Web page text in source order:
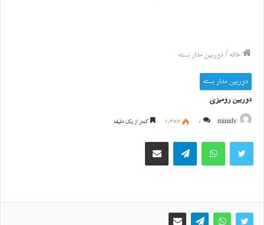
خانه /دوربین مدار بسته
دوربین مدار بسته
دوربین رومیزی
minidv
0
1,357 کمتر از یک دقیقه
توییتر واتس آپ تلگرام اشتراک گذاری از طریق ایمیل